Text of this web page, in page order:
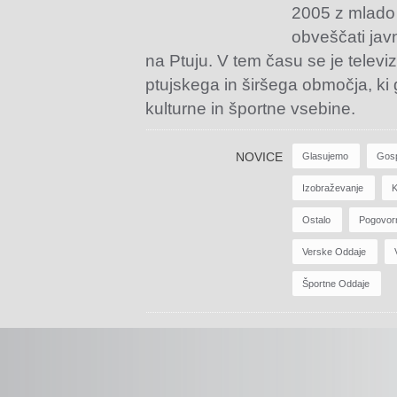
2005 z
obveščati
na Ptuju. V tem času se je
ptujskega in širšega območja,
kulturne in športne vsebine.
NOVICE Glasujemo
Izobraževanje
Ostalo
Verske Oddaje
Športne Oddaje